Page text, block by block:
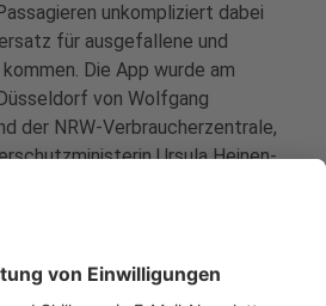
unkompliziert dabei
für ausgefallene und
Die App wurde am
von Wolfgang
der NRW-Verbraucherzentrale,
Ursula Heinen-